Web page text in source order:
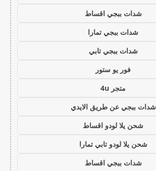
شدات ببجي اقساط
شدات ببجي تمارا
شدات ببجي تابي
فور يو ستور
متجر 4u
شدات ببجي عن طريق الايدي
شحن يلا لودو اقساط
شحن يلا لودو تابي تمارا
شدات ببجي اقساط